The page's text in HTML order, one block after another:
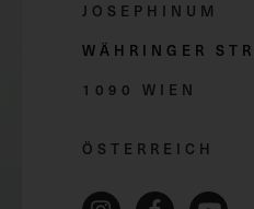
JOSEPHINUM
WÄHRINGER
1090 WIEN
ÖSTERREICH